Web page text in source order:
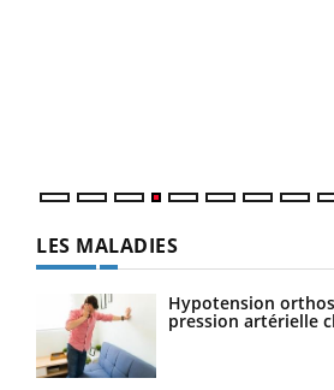
LES MALADIES
Hypotension
pression artérielle